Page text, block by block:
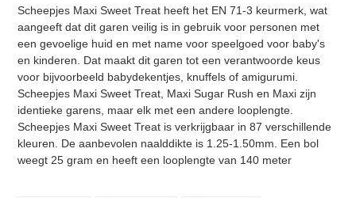
Scheepjes Maxi Sweet Treat heeft het EN 71-3 keurmerk, wat
aangeeft dat dit garen veilig is in gebruik voor personen met
een gevoelige huid en met name voor speelgoed voor baby's
en kinderen. Dat maakt dit garen tot een verantwoorde keus
voor bijvoorbeeld babydekentjes, knuffels of amigurumi.
Scheepjes Maxi Sweet Treat, Maxi Sugar Rush en Maxi zijn
identieke garens, maar elk met een andere looplengte.
Scheepjes Maxi Sweet Treat is verkrijgbaar in 87 verschillende
kleuren. De aanbevolen naalddikte is 1.25-1.50mm. Een bol
weegt 25 gram en heeft een looplengte van 140 meter
Inloggen vereist
Meld u aan bij uw account om producten aan uw
verlanglijst toe te voegen en uw eerder opgeslagen
artikelen te bekijken.
Login